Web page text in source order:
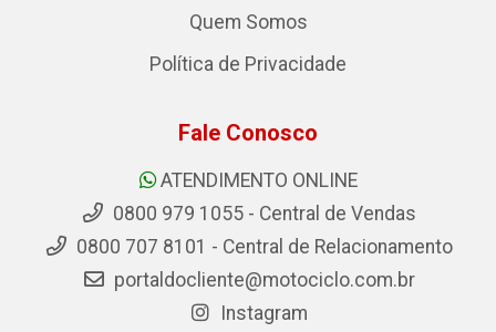
Quem Somos
Política de Privacidade
Fale Conosco
ATENDIMENTO ONLINE
0800 979 1055 - Central de Vendas
0800 707 8101 - Central de Relacionamento
portaldocliente@motociclo.com.br
Instagram